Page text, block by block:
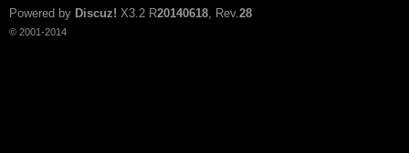
Powered by Discuz! X3.2 R20140618, Rev.28
© 2001-2014